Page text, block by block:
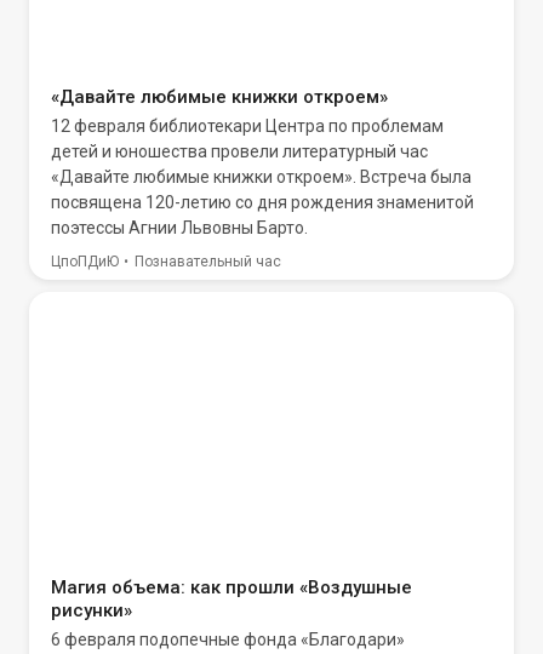
«Давайте любимые книжки откроем»
12 февраля библиотекари Центра по проблемам
детей и юношества провели литературный час
«Давайте любимые книжки откроем». Встреча была
посвящена 120-летию со дня рождения знаменитой
поэтессы Агнии Львовны Барто.
ЦпоПДиЮ Познавательный час
Магия объема: как прошли «Воздушные
рисунки»
6 февраля подопечные фонда «Благодари»